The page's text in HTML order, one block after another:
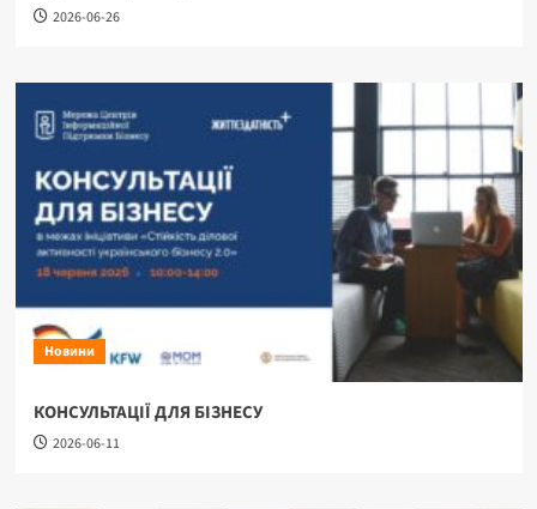
2026-06-26
Новини
КОНСУЛЬТАЦІЇ ДЛЯ БІЗНЕСУ
2026-06-11